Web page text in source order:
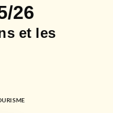
26
et les